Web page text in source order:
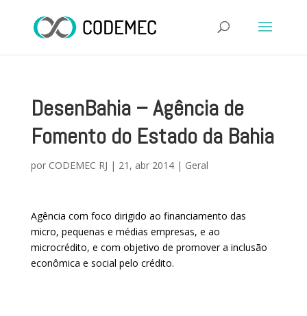
DesenBahia – Agência de
Fomento do Estado da Bahia
por CODEMEC RJ | 21, abr 2014| Geral
Agência com foco dirigido ao financiamento das
micro, pequenas e médias empresas, e ao
microcrédito, e com objetivo de promover a inclusão
econômica e social pelo crédito.